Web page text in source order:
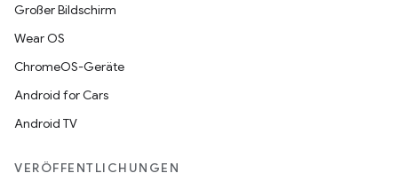
Großer Bildschirm
Wear OS
ChromeOS-Geräte
Android for Cars
Android TV
VERÖFFENTLICHUNGEN